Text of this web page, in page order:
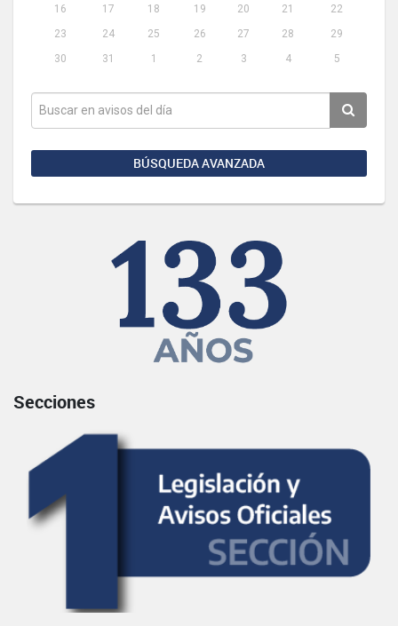
16
17 18 19 20 21
22
23
24 25 26 27 28
29
30
31 1 2 3 4 5
BÚSQUEDA AVANZADA
Secciones